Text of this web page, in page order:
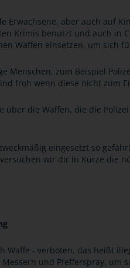
Erwachsene, aber auch auf
Krimis benutzt und auch in
Waffen einsetzen, um sich
Menschen, zum Beispiel
froh wenn diese nicht zum
die Waffen, die die
eingesetzt so
wir dir in Kürze die
Waffe - verboten, das heißt
und Pfefferspray, um